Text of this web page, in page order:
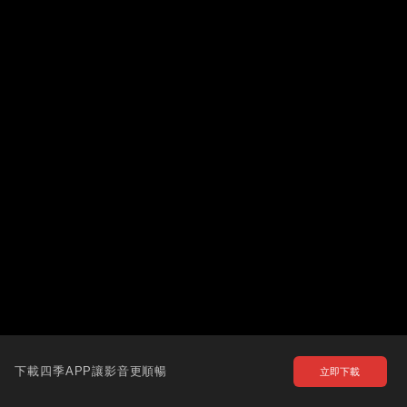
下載四季APP讓影音更順暢 立即下載